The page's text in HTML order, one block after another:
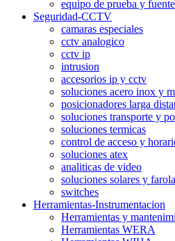
equipo de prueba y
Seguridad-CCTV
camaras especiales
cctv analogico
cctv ip
intrusion
accesorios ip y cctv
soluciones acero inox y
posicionadores larga
soluciones transporte y
soluciones termicas
control de acceso y
soluciones atex
analiticas de video
soluciones solares y
switches
Herramientas-Instrumentacion
Herramientas y
Herramientas WERA